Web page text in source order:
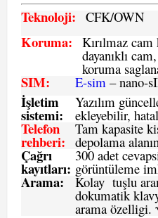
Teknoloji: CFK/OWN
Koruma: Kırılmaz cam
dayanıklı
koruma
SIM: E-sim – nano-
İşletim
sistemi:
Yazılım
ekleyebilir,
Telefon
rehberi:
Tam kapasite
depolama
Çağrı
kayıtları:
300 adet
görüntüleme
Arama: Kolay tuşlu
dokumatik
arama özelligi.